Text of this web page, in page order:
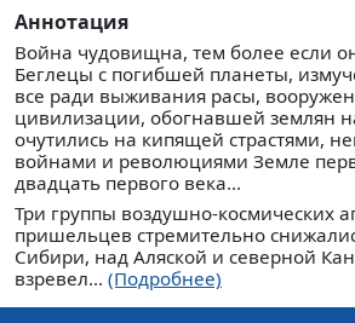
Аннотация
Война чудовищна, тем более если
Беглецы с погибшей планеты,
все ради выживания расы,
цивилизации, обогнавшей землян
очутились на кипящей страстями,
войнами и революциями Земле
двадцать первого века...
Три группы воздушно-космических
пришельцев стремительно
Сибири, над Аляской и северной
взревел... (Подробнее)